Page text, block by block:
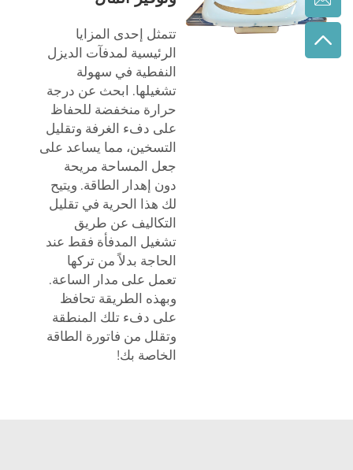
تتمثل إحدى المزايا
الرئيسية لمدفآت الديزل
النفطية في سهولة
تشغيلها. ابحث عن درجة
حرارة منخفضة للحفاظ
على دفء الغرفة وتقليل
التسخين، مما يساعد على
جعل المساحة مريحة
دون إهدار الطاقة. ويتيح
لك هذا الحرية في تقليل
التكاليف عن طريق
تشغيل المدفأة فقط عند
الحاجة بدلاً من تركها
تعمل على مدار الساعة.
وبهذه الطريقة تحافظ
على دفء تلك المنطقة
وتقلل من فاتورة الطاقة
الخاصة بك!